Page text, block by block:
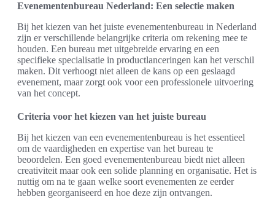
Evenementenbureau Nederland: Een selectie maken
Bij het kiezen van het juiste evenementenbureau in Nederland
zijn er verschillende belangrijke criteria om rekening mee te
houden. Een bureau met uitgebreide ervaring en een
specifieke specialisatie in productlanceringen kan het verschil
maken. Dit verhoogt niet alleen de kans op een geslaagd
evenement, maar zorgt ook voor een professionele uitvoering
van het concept.
Criteria voor het kiezen van het juiste bureau
Bij het kiezen van een evenementenbureau is het essentieel
om de vaardigheden en expertise van het bureau te
beoordelen. Een goed evenementenbureau biedt niet alleen
creativiteit maar ook een solide planning en organisatie. Het is
nuttig om na te gaan welke soort evenementen ze eerder
hebben georganiseerd en hoe deze zijn ontvangen.